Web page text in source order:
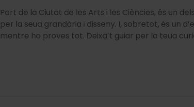
Part de la Ciutat de les Arts i les Ciències, és un
per la seua grandària i disseny. I, sobretot, és un
mentre ho proves tot. Deixa’t guiar per la teua